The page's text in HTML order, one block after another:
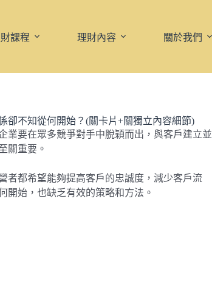
課程 理財內容 關於我們
卻不知從何開始？(關卡片+關獨立內容細節)
業要在眾多競爭對手中脫穎而出，與客戶建立並
關重要。
者都希望能夠提高客戶的忠誠度，減少客戶流
開始，也缺乏有效的策略和方法。